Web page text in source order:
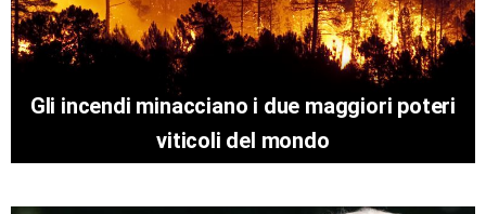
Gli incendi minacciano i due maggiori poteri
viticoli del mondo